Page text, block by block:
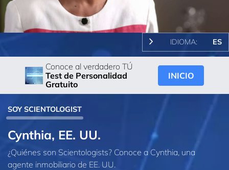
Video
IDIOMA: ES
Conoce al verdadero TÚ
Test de Personalidad
Gratuito
INICIO
SOY SCIENTOLOGIST
Cynthia, EE. UU.
¿Quiénes son Scientologists? Conoce a Cynthia, una
agente inmobiliario de EE. UU.